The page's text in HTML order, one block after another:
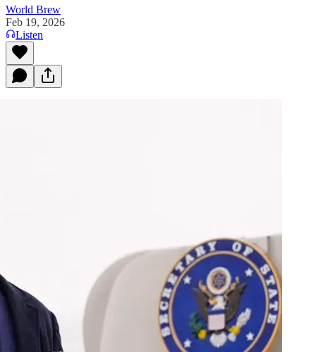
World Brew
Feb 19, 2026
Listen